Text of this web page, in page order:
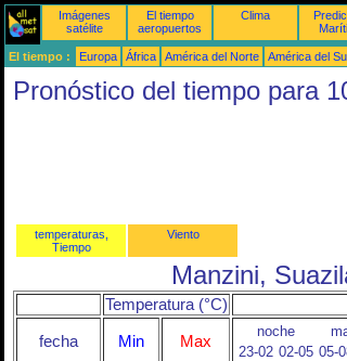
Imágenes
satélite
El tiempo
aeropuertos
Clima
El tiempo : Europa África América del Norte América del
Pronóstico del tiempo para
temperaturas,
Tiempo
Viento
Manzini,
Temperatura (°C)
fecha Min Max
noche
23-02 02-05 05-